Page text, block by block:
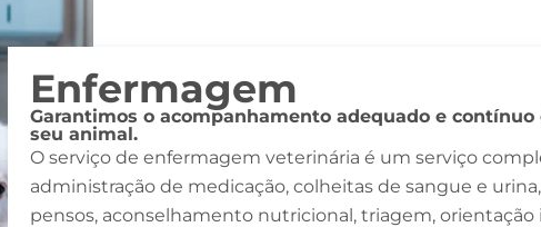
Enfermagem
Garantimos o acompanhamento adequado e contínuo
seu animal.
O serviço de enfermagem veterinária é um serviço
administração de medicação, colheitas de sangue e
pensos, aconselhamento nutricional, triagem, orientação